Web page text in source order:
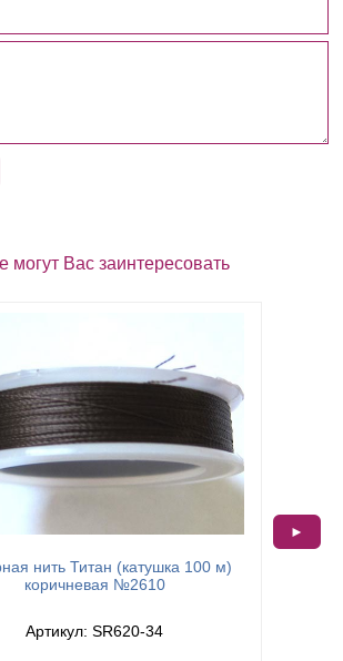
могут Вас заинтересовать
нить Титан (катушка 100 м)
коричневая №2610
Артикул: SR620-34
►